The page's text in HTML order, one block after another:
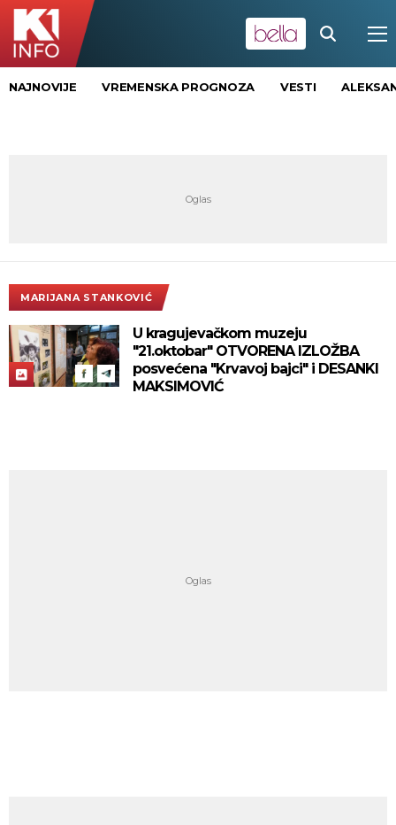
NAJNOVIJE VREMENSKA PROGNOZA VESTI
MARIJANA STANKOVIĆ
U kragujevačkom muzeju
"21.oktobar" OTVORENA IZLOŽBA
posvećena "Krvavoj bajci" i DESANKI
MAKSIMOVIĆ